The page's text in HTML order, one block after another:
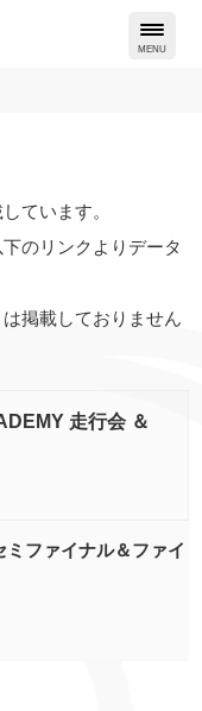
ています。
のリンクよりデータ
掲載しておりません
走行会 ＆
ファイナル＆ファイ
MENU